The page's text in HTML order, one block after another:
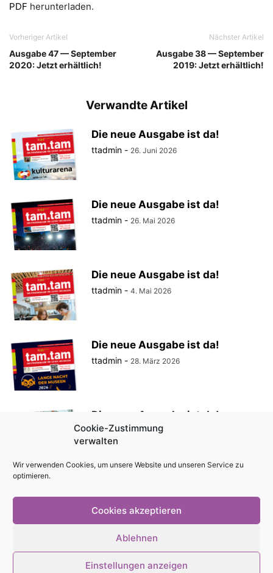
Cookie-Zustimmung
verwalten
Wir verwenden Cookies, um unsere Website und unseren Service zu
optimieren.
Cookies akzeptieren
Ablehnen
Einstellungen anzeigen
PDF herunterladen.
Vorheriger Artikel
Ausgabe 47 — September
2020: Jetzt erhältlich!
Nächster Artikel
Ausgabe 38 — September
2019: Jetzt erhältlich!
Verwandte Artikel
Die neue Ausgabe ist da!
ttadmin - 26. Juni 2026
Die neue Ausgabe ist da!
ttadmin - 26. Mai 2026
Die neue Ausgabe ist da!
ttadmin - 4. Mai 2026
Die neue Ausgabe ist da!
ttadmin - 28. März 2026
Die neue Ausgabe ist da!
ttadmin - 27. Februar 2026